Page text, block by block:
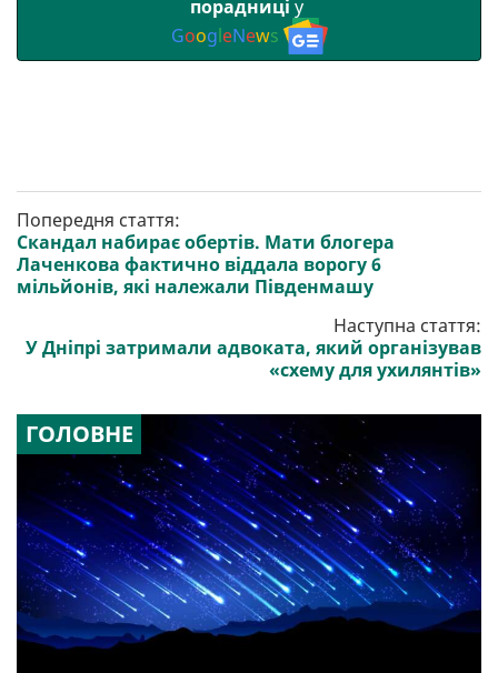
порадниці у
GoogleNews
Попередня стаття:
Скандал набирає обертів. Мати блогера
Лаченкова фактично віддала ворогу 6
мільйонів, які належали Південмашу
Наступна стаття:
У Дніпрі затримали адвоката, який організував
«схему для ухилянтів»
ГОЛОВНЕ